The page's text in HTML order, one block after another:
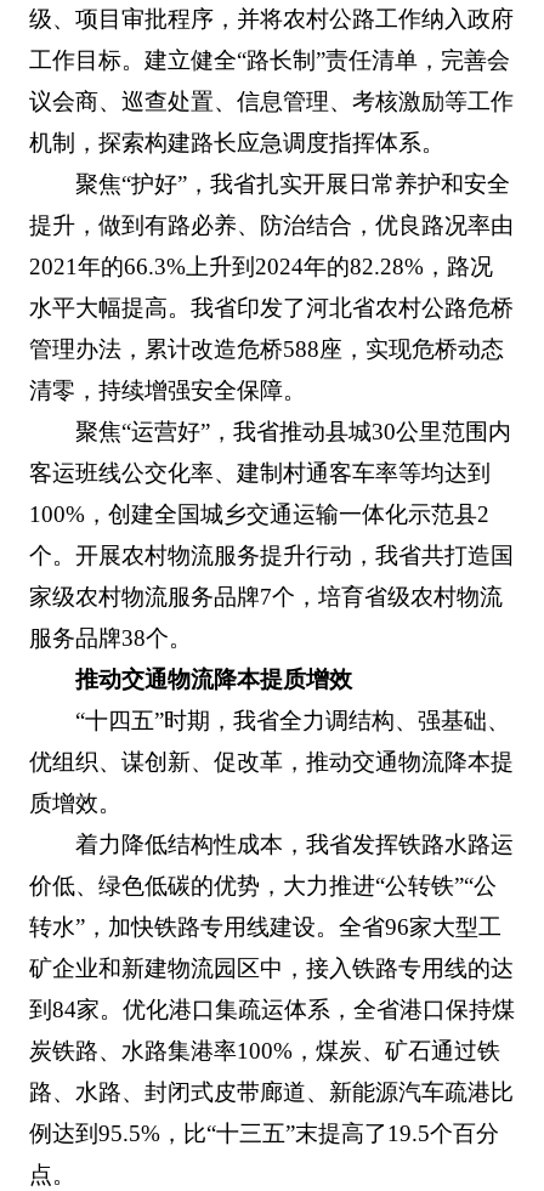
级、项目审批程序，并将农村公路工作纳入政府
工作目标。建立健全“路长制”责任清单，完善会
议会商、巡查处置、信息管理、考核激励等工作
机制，探索构建路长应急调度指挥体系。
聚焦“护好”，我省扎实开展日常养护和安全
提升，做到有路必养、防治结合，优良路况率由
2021年的66.3%上升到2024年的82.28%，路况
水平大幅提高。我省印发了河北省农村公路危桥
管理办法，累计改造危桥588座，实现危桥动态
清零，持续增强安全保障。
聚焦“运营好”，我省推动县城30公里范围内
客运班线公交化率、建制村通客车率等均达到
100%，创建全国城乡交通运输一体化示范县2
个。开展农村物流服务提升行动，我省共打造国
家级农村物流服务品牌7个，培育省级农村物流
服务品牌38个。
推动交通物流降本提质增效
“十四五”时期，我省全力调结构、强基础、
优组织、谋创新、促改革，推动交通物流降本提
质增效。
着力降低结构性成本，我省发挥铁路水路运
价低、绿色低碳的优势，大力推进“公转铁”“公
转水”，加快铁路专用线建设。全省96家大型工
矿企业和新建物流园区中，接入铁路专用线的达
到84家。优化港口集疏运体系，全省港口保持煤
炭铁路、水路集港率100%，煤炭、矿石通过铁
路、水路、封闭式皮带廊道、新能源汽车疏港比
例达到95.5%，比“十三五”末提高了19.5个百分
点。